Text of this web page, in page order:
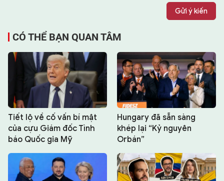
Gửi ý kiến
CÓ THỂ BẠN QUAN TÂM
Tiết lộ về cố vấn bí mật
của cựu Giám đốc Tình
báo Quốc gia Mỹ
Hungary đã sẵn sàng
khép lại “Kỷ nguyên
Orbán”